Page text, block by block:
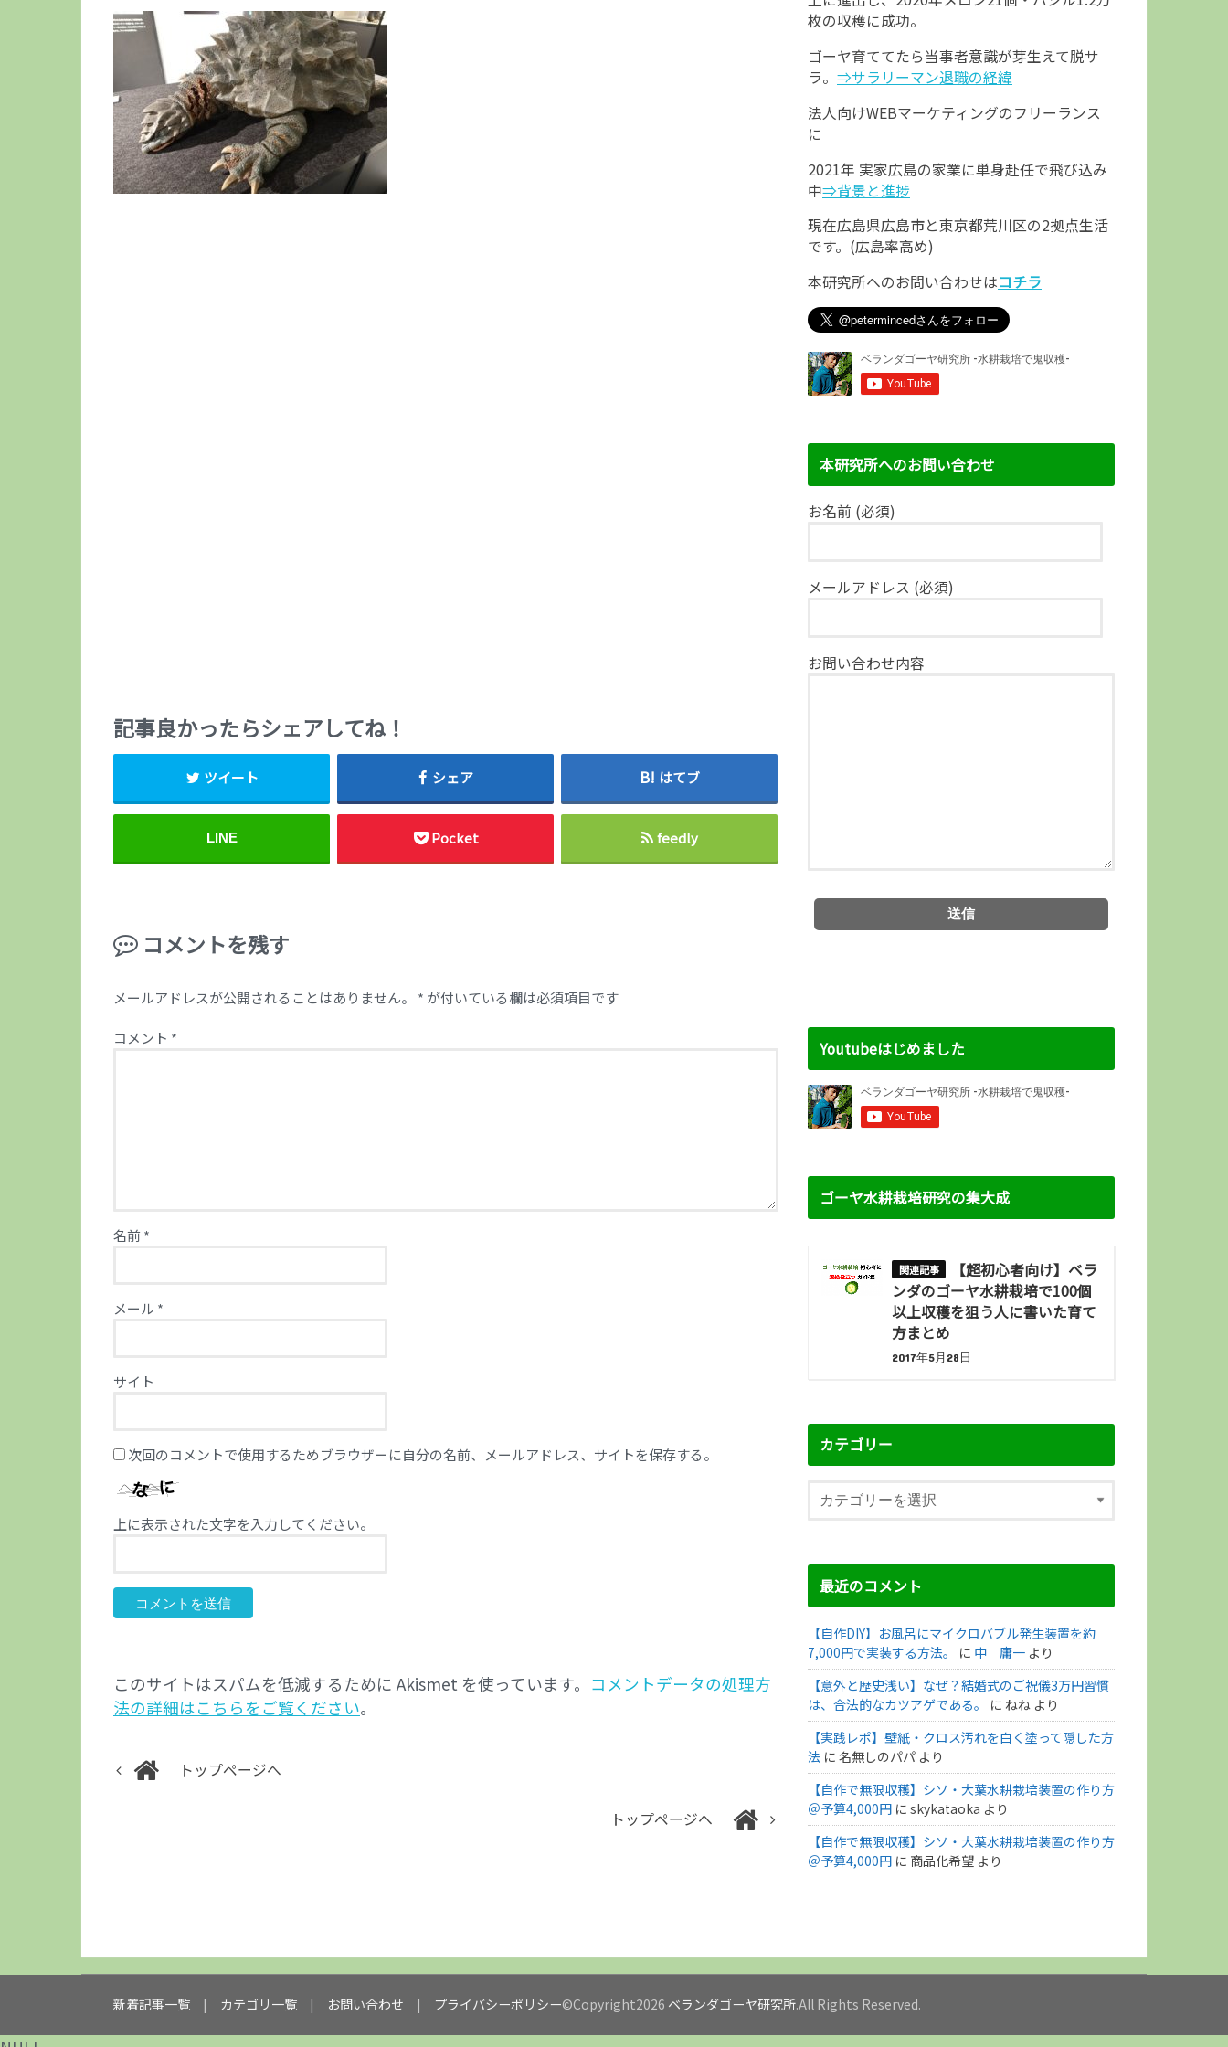
記事良かったらシェアしてね！
ツイート シェア はてブ
LINE Pocket feedly
コメントを残す
メールアドレスが公開されることはありません。 * が付いている欄は必須項目です
コメント *
名前*
メール *
サイト
次回のコメントで使用するためブラウザーに自分の名前、メールアドレス、サイトを保存する。
上に表示された文字を入力してください。
このサイトはスパムを低減するために Akismet を使っています。 コメントデータの処理方
法の詳細はこちらをご覧ください。
トップページへ
トップページへ
枚の収穫に成功。
ゴーヤ育ててたら当事者意識が芽生えて脱サ
ラ。 ⇒サラリーマン退職の経緯
法人向けWEBマーケティングのフリーランス
に
2021年 実家広島の家業に単身赴任で飛び込み
中⇒背景と進捗
現在広島県広島市と東京都荒川区の2拠点生活
です。(広島率高め)
本研究所へのお問い合わせはコチラ
本研究所へのお問い合わせ
お名前 (必須)
メールアドレス (必須)
お問い合わせ内容
Youtubeはじめました
ゴーヤ水耕栽培研究の集大成
【超初心者向け】ベラ
ンダのゴーヤ水耕栽培で100個
以上収穫を狙う人に書いた育て
方まとめ
2017年5月28日
カテゴリー
最近のコメント
【自作DIY】お風呂にマイクロバブル発生装置を約
7,000円で実装する方法。
に 中 庸一 より
【意外と歴史浅い】なぜ？結婚式のご祝儀3万円習慣
は、合法的なカツアゲである。
に ねね より
【実践レポ】壁紙・クロス汚れを白く塗って隠した方
法 に 名無しのパパ より
【自作で無限収穫】シソ・大葉水耕栽培装置の作り方
＠予算4,000円 に skykataoka より
【自作で無限収穫】シソ・大葉水耕栽培装置の作り方
＠予算4,000円 に 商品化希望 より
新着記事一覧 カテゴリ一覧 お問い合わせ プライバシーポリシー©Copyright2026 ベランダゴーヤ研究所.All Rights Reserved.